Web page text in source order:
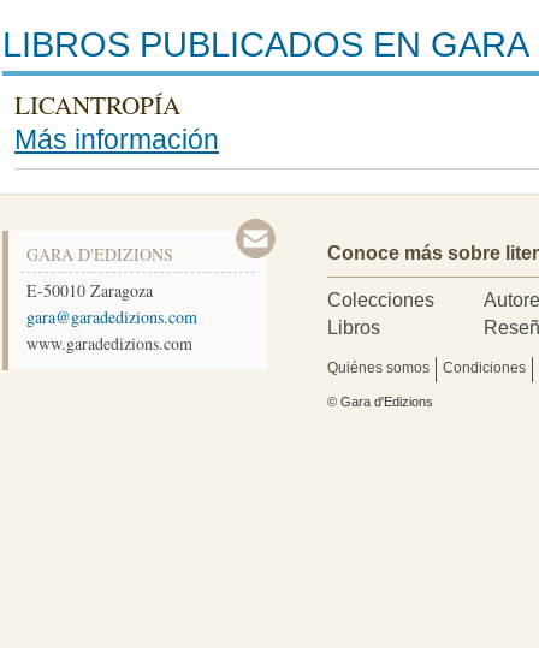
LIBROS PUBLICADOS EN
LICANTROPÍA
Más información
GARA D'EDIZIONS
E-50010 Zaragoza
moc.snoizidedarag@arag
www.garadedizions.com
Conoce más sobre
Colecciones
Libros
Quiénes somos Condiciones
© Gara d'Edizions